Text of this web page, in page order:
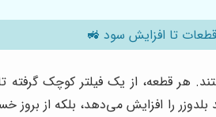
قطعات تا افزایش سود 🚜
هر قطعه، از یک فیلتر کوچک
را افزایش می‌دهد، بلکه از